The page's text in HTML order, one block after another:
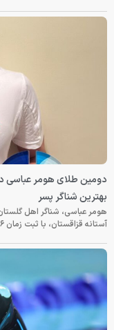
دومین طلای هومر عباسی در
بهترین شناگر پسر
هومر عباسی، شناگر اهل
آستانه قزاقستان، با ثبت زمان ۲۵.۷۶ ثانیه در ماده ۵۰ متر کرال پشت به مدال طلا